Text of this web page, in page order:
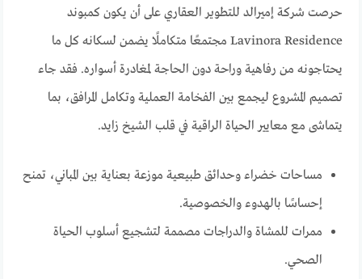
حرصت شركة إميرالد للتطوير العقاري على أن يكون كمبوند
Lavinora Residence مجتمعًا متكاملًا يضمن لسكانه كل ما
يحتاجونه من رفاهية وراحة دون الحاجة لمغادرة أسواره. فقد جاء
تصميم المشروع ليجمع بين الفخامة العملية وتكامل المرافق، بما
يتماشى مع معايير الحياة الراقية في قلب الشيخ زايد.
مساحات خضراء وحدائق طبيعية موزعة بعناية بين المباني، تمنح
إحساسًا بالهدوء والخصوصية.
ممرات للمشاة والدراجات مصممة لتشجيع أسلوب الحياة
الصحي.